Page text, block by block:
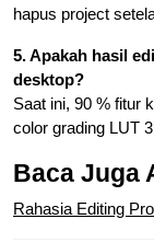
hapus project
5. Apakah hasil
desktop?
Saat ini, 90 % fitur
color grading LUT
Baca Juga
Rahasia Editing